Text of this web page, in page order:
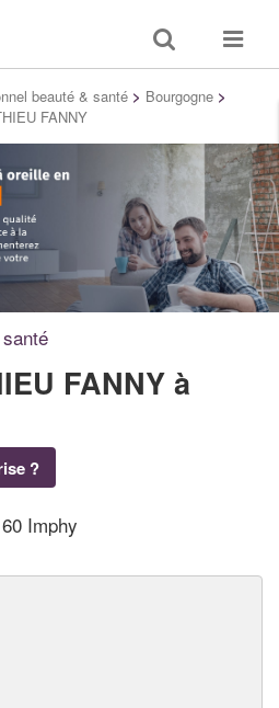
Toggle
search
Toggle
beauté & santé > Bourgogne >
FANNY
FANNY à
?
Imphy